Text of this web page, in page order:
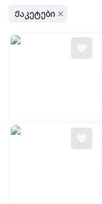
Ჟაკეტები